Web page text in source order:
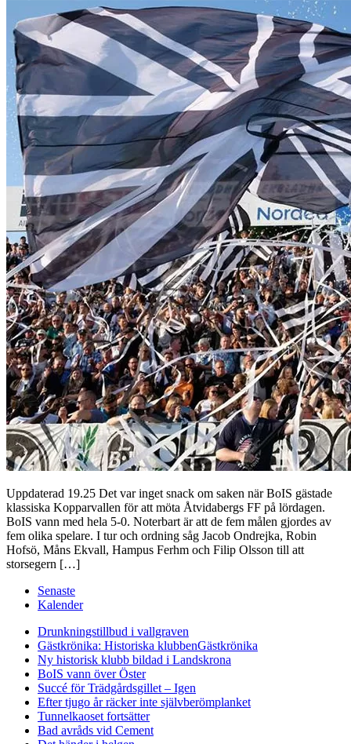
Uppdaterad 19.25 Det var inget snack om saken när BoIS gästade
klassiska Kopparvallen för att möta Åtvidabergs FF på lördagen.
BoIS vann med hela 5-0. Noterbart är att de fem målen gjordes av
fem olika spelare. I tur och ordning såg Jacob Ondrejka, Robin
Hofsö, Måns Ekvall, Hampus Ferhm och Filip Olsson till att
storsegern […]
Senaste
Kalender
Drunkningstillbud i vallgraven
Gästkrönika: Historiska klubbenGästkrönika
Ny historisk klubb bildad i Landskrona
BoIS vann över Öster
Succé för Trädgårdsgillet – Igen
Efter tjugo år räcker inte självberömplanket
Tunnelkaoset fortsätter
Bad avråds vid Cement